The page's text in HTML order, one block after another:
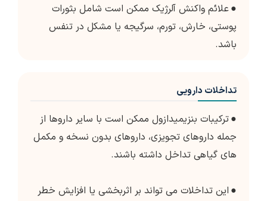
●علائم واکنش آلرژیک ممکن است شامل بثورات
پوستی، خارش، تورم، سرگیجه یا مشکل در تنفس
باشد.
تداخلات دارویی
●ترکیبات بنزیمیدازول ممکن است با سایر داروها از
جمله داروهای تجویزی، داروهای بدون نسخه و مکمل
های گیاهی تداخل داشته باشند.
● این تداخلات می تواند بر اثربخشی یا افزایش خطر